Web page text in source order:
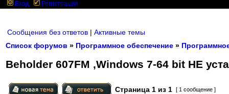
Вход Регистрация
Сообщения без ответов | Активные темы
Список форумов » Программное обеспечение »
Beholder 607FM ,Windows 7-64 bit НЕ
Страница 1 из 1 [ 1 сообщение ]